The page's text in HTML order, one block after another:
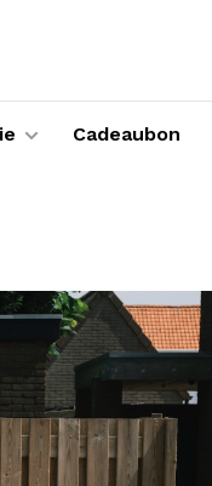
Cadeaubon